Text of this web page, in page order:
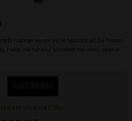
nápoje ve správné teplotě až 24 hodin.
nebo na terasu. Vhodné na víno, aperol